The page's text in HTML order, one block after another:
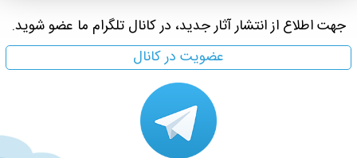
جهت اطلاع از انتشار آثار جدید، در کانال تلگرام ما عضو شوید.
عضویت در کانال